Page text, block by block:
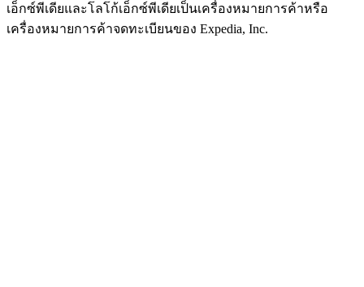
เอ็กซ์พีเดียและโลโก้เอ็กซ์พีเดียเป็นเครื่องหมายการค้าหรือ
เครื่องหมายการค้าจดทะเบียนของ Expedia, Inc.